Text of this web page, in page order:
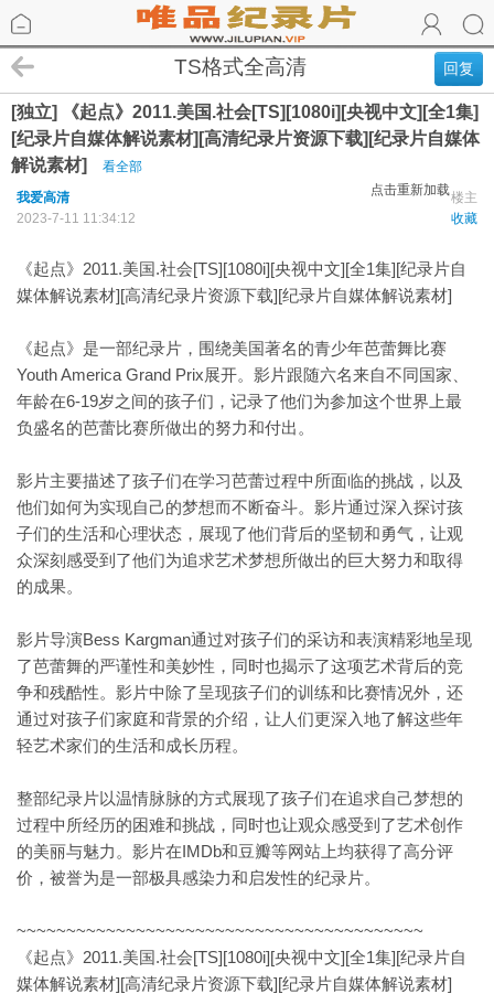
回复
TS格式全高清
[独立] 《起点》2011.美国.社会[TS][1080i][央视中文][全1集]
[纪录片自媒体解说素材][高清纪录片资源下载][纪录片自媒体
解说素材]
看全部
点击重新加载楼主
我爱高清
收藏
2023-7-11 11:34:12
《起点》2011.美国.社会[TS][1080i][央视中文][全1集][纪录片自
媒体解说素材][高清纪录片资源下载][纪录片自媒体解说素材]
《起点》是一部纪录片，围绕美国著名的青少年芭蕾舞比赛
Youth America Grand Prix展开。影片跟随六名来自不同国家、
年龄在6-19岁之间的孩子们，记录了他们为参加这个世界上最
负盛名的芭蕾比赛所做出的努力和付出。
影片主要描述了孩子们在学习芭蕾过程中所面临的挑战，以及
他们如何为实现自己的梦想而不断奋斗。影片通过深入探讨孩
子们的生活和心理状态，展现了他们背后的坚韧和勇气，让观
众深刻感受到了他们为追求艺术梦想所做出的巨大努力和取得
的成果。
影片导演Bess Kargman通过对孩子们的采访和表演精彩地呈现
了芭蕾舞的严谨性和美妙性，同时也揭示了这项艺术背后的竞
争和残酷性。影片中除了呈现孩子们的训练和比赛情况外，还
通过对孩子们家庭和背景的介绍，让人们更深入地了解这些年
轻艺术家们的生活和成长历程。
整部纪录片以温情脉脉的方式展现了孩子们在追求自己梦想的
过程中所经历的困难和挑战，同时也让观众感受到了艺术创作
的美丽与魅力。影片在IMDb和豆瓣等网站上均获得了高分评
价，被誉为是一部极具感染力和启发性的纪录片。
~~~~~~~~~~~~~~~~~~~~~~~~~~~~~~~~~~~~~~~~~
《起点》2011.美国.社会[TS][1080i][央视中文][全1集][纪录片自
媒体解说素材][高清纪录片资源下载][纪录片自媒体解说素材]